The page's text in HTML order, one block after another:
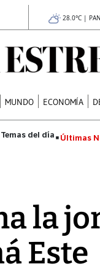
28.0°C |
MUNDO ECONOMÍA
Últimas
la
Este